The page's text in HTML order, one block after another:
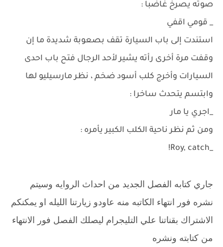
صوته يصرخ غاضبا :
_ قومي اقفي
استندت إلى باب السيارة تقف بصعوبة شديدة ما إن
وقفت مرة أخرى رأته يشير لأحد الرجال فتح باب احدى
السيارات وأخرج كلب أسود ضخم ، نظر مارسيليو لها
وابتسم يتحدث ساخرا :
_اجري يا مار
ومن ثم نظر ناحية الكلب الكبير يأمره :
_Roy, catch!
جاري كتابه الفصل الجديد من احداث الروايه وسيتم
نشره فور انتهاء الكاتبه منه عاودو زيارتنا الليله او يمكنكم
الاشتراك بقناتنا علي التليجرام ليصلك الفصل فور الانتهاء
من كتابته ونشره